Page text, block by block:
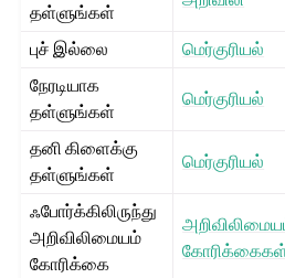
தள்ளுங்கள்
புச் இல்லை
மெர்குரியல்
நேரடியாக
தள்ளுங்கள்
மெர்குரியல்
தனி கிளைக்கு
தள்ளுங்கள்
மெர்குரியல்
ஃபோர்க்கிலிருந்து
அறிவிலிமையம்
கோரிக்கை